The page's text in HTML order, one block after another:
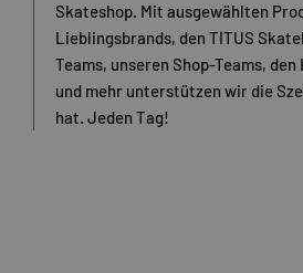
Skateshop. Mit ausgewählten
Lieblingsbrands, den TITUS
Teams, unseren Shop-Teams,
und mehr unterstützen wir die
hat. Jeden Tag!